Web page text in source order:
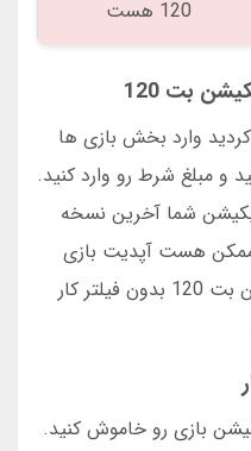
120 هست
بت 120
120 رو نصب کردید وارد بخش بازی ها
و مبلغ شرط رو وارد کنید.
شما آخرین نسخه
هست آپدیت بازی
انفجار رو نداشته باشن. اپلیکیشن بت 120 بدون فیلتر کار
انیمیشن بازی رو خاموش کنید.